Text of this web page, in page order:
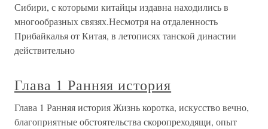
Сибири, с которыми китайцы издавна находились в
многообразных связях.Несмотря на отдаленность
Прибайкалья от Китая, в летописях танской династии
действительно
Глава 1 Ранняя история
Глава 1 Ранняя история Жизнь коротка, искусство вечно,
благоприятные обстоятельства скоропреходящи, опыт